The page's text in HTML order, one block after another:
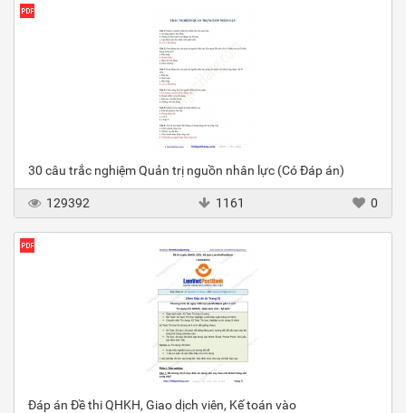
30 câu trắc nghiệm Quản trị nguồn nhân lực (Có Đáp án)
129392 1161 0
Đáp án Đề thi QHKH, Giao dịch viên, Kế toán vào